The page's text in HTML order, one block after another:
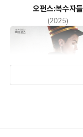
오펀스:복수자들
(2025)